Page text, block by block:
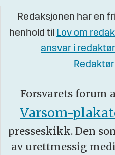
Redaksjonen har en
henhold til Lov om
ansvar i
Forsvarets forum
Varsom-
presseskikk. Den
av urettmessig